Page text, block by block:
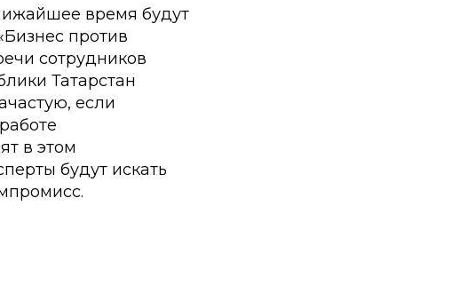
время будут
против
сотрудников
Татарстан
если
в этом
будут искать